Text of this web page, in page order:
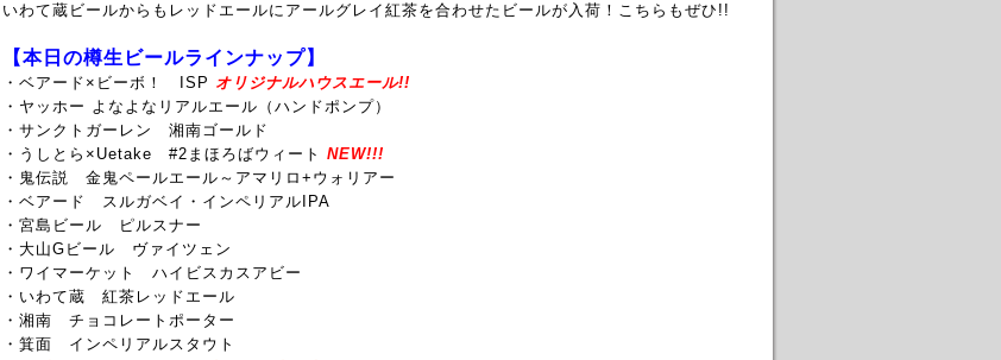
いわて蔵ビールからもレッドエールにアールグレイ紅茶を合わせたビールが入荷！こちらもぜひ!!
【本日の樽生ビールラインナップ】
・ベアード×ビーボ！ ISP オリジナルハウスエール!!
・ヤッホー よなよなリアルエール（ハンドポンプ）
・サンクトガーレン 湘南ゴールド
・うしとら×Uetake #2まほろばウィート NEW!!!
・鬼伝説 金鬼ペールエール～アマリロ+ウォリアー
・ベアード スルガベイ・インペリアルIPA
・宮島ビール ピルスナー
・大山Gビール ヴァイツェン
・ワイマーケット ハイビスカスアビー
・いわて蔵 紅茶レッドエール
・湘南 チョコレートポーター
・箕面 インペリアルスタウト